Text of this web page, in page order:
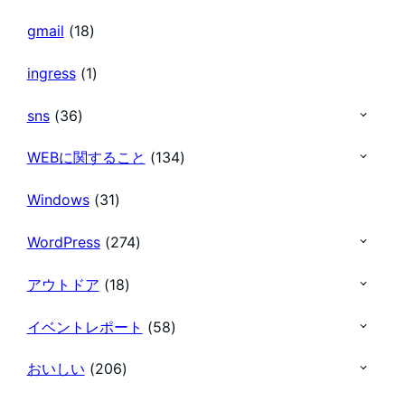
gmail (18)
ingress(1)
sns(36)
WEBに関すること (134)
Windows(31)
WordPress(274)
アウトドア (18)
イベントレポート (58)
おいしい (206)